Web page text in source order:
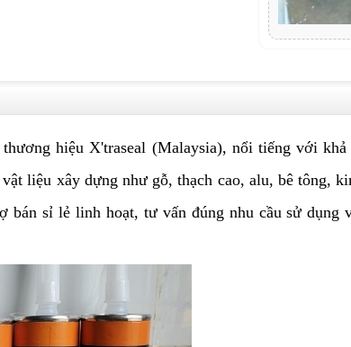
hiệu X'traseal (Malaysia), nổi tiếng với
liệu xây dựng như gỗ, thạch cao, alu, bê tông,
bán sỉ lẻ linh hoạt, tư vấn đúng nhu cầu sử dụng